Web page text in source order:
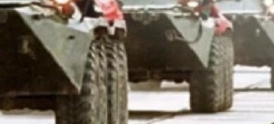
Категории: Новости,Новости города и района